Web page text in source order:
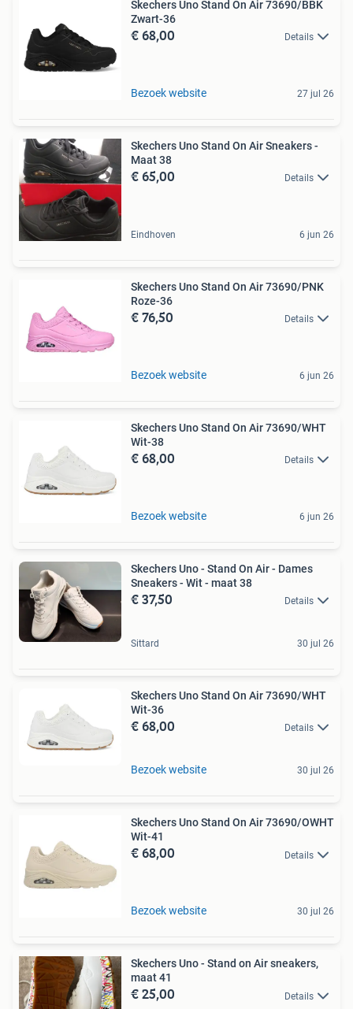
Skechers Uno Stand On Air 73690/BBK
Zwart-36
€ 68,00 Details
Bezoek website 27 jul 26
Skechers Uno Stand On Air Sneakers -
Maat 38
€ 65,00 Details
Eindhoven 6 jun 26
Skechers Uno Stand On Air 73690/PNK
Roze-36
€ 76,50 Details
Bezoek website 6 jun 26
Skechers Uno Stand On Air 73690/WHT
Wit-38
€ 68,00 Details
Bezoek website 6 jun 26
Skechers Uno - Stand On Air - Dames
Sneakers - Wit - maat 38
€ 37,50 Details
Sittard 30 jul 26
Skechers Uno Stand On Air 73690/WHT
Wit-36
€ 68,00 Details
Bezoek website 30 jul 26
Skechers Uno Stand On Air 73690/OWHT
Wit-41
€ 68,00 Details
Bezoek website 30 jul 26
Skechers Uno - Stand on Air sneakers,
maat 41
€ 25,00 Details